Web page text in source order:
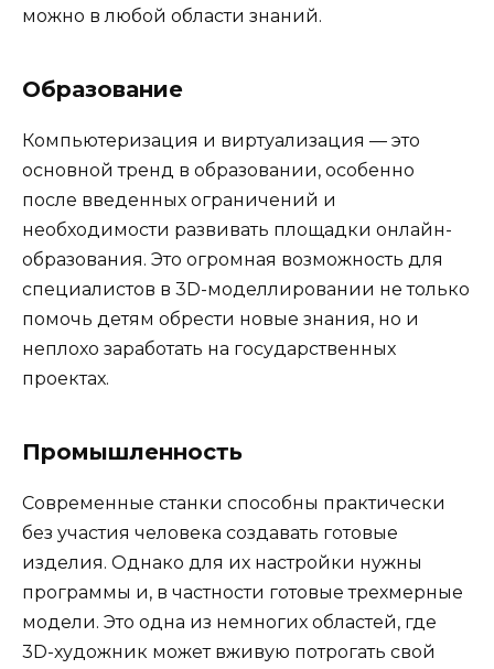
можно в любой области знаний.
Образование
Компьютеризация и виртуализация — это
основной тренд в образовании, особенно
после введенных ограничений и
необходимости развивать площадки онлайн-
образования. Это огромная возможность для
специалистов в 3D-моделлировании не только
помочь детям обрести новые знания, но и
неплохо заработать на государственных
проектах.
Промышленность
Современные станки способны практически
без участия человека создавать готовые
изделия. Однако для их настройки нужны
программы и, в частности готовые трехмерные
модели. Это одна из немногих областей, где
3D-художник может вживую потрогать свой